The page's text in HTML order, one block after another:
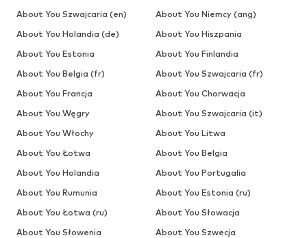
About You Szwajcaria (en)
About You Niemcy (ang)
About You Holandia (de)
About You Hiszpania
About You Estonia
About You Finlandia
About You Belgia (fr)
About You Szwajcaria (fr)
About You Francja
About You Chorwacja
About You Węgry
About You Szwajcaria (it)
About You Włochy
About You Litwa
About You Łotwa
About You Belgia
About You Holandia
About You Portugalia
About You Rumunia
About You Estonia (ru)
About You Łotwa (ru)
About You Słowacja
About You Słowenia
About You Szwecja